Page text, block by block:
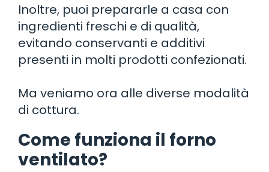
Inoltre, puoi prepararle a casa con
ingredienti freschi e di qualità,
evitando conservanti e additivi
presenti in molti prodotti confezionati.
Ma veniamo ora alle diverse modalità
di cottura.
Come funziona il forno
ventilato?